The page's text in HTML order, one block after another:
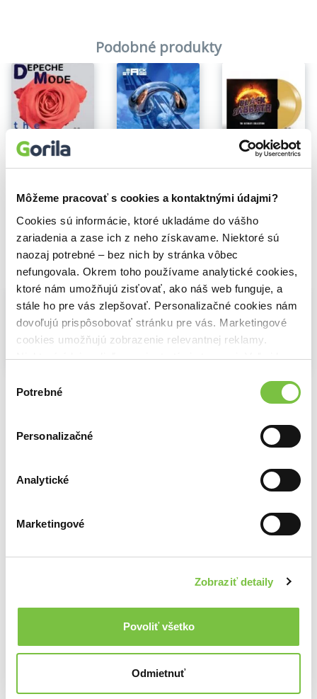
Môžeme pracovať s cookies a kontaktnými údajmi?
Cookies sú informácie, ktoré ukladáme do vášho
zariadenia a zase ich z neho získavame. Niektoré sú
naozaj potrebné – bez nich by stránka vôbec
nefungovala. Okrem toho používame analytické cookies,
ktoré nám umožňujú zisťovať, ako náš web funguje, a
stále ho pre vás zlepšovať. Personalizačné cookies nám
dovoľujú prispôsobovať stránku pre vás. Marketingové
cookies umožňujú zobrazenie relevantnej reklamy.
Niektoré údaje zdieľame aj s tretími stranami. Veľmi by
cookies.
súhlasu
Potrebné
Personalizačné
Analytické
Marketingové
Zobraziť detaily
Povoliť všetko
Odmietnuť
Podobné produkty
Na sklade
Black Sabbath: The Ultimate Collection - 2LP
Vybrané pre teba
25,30€
DEPECHE MODE: SOME GREAT REWARD
12,80€
Ďalšie z kategórie Zahraničné Lp platne
Michael Jackson: Thriller LP
29,50€
DEPECHE MODE: MUSIC FOR THE MASSES (180 GRAM) - LP
25,30€
Dr. Dre: The Chronic LP
32,20€